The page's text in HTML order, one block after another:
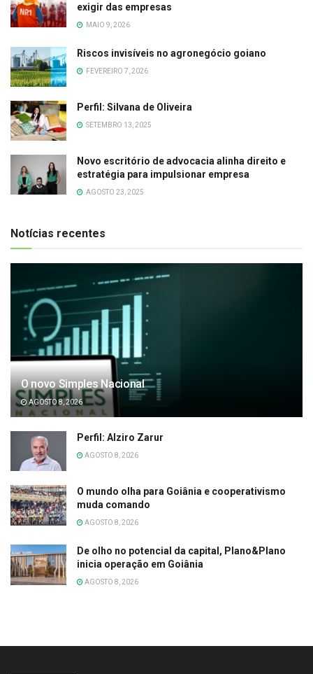
exigir das empresas
MAIO 9, 2026
Riscos invisíveis no agronegócio goiano
FEVEREIRO 7, 2026
Perfil: Silvana de Oliveira
SETEMBRO 13, 2025
Novo escritório de advocacia alinha direito e
estratégia para impulsionar empresa
AGOSTO 23, 2025
Notícias recentes
O novo Simples Nacional
AGOSTO 8, 2026
Perfil: Alziro Zarur
AGOSTO 8, 2026
O mundo olha para Goiânia e cooperativismo
muda comando
AGOSTO 8, 2026
De olho no potencial da capital, Plano&Plano
inicia operação em Goiânia
AGOSTO 8, 2026